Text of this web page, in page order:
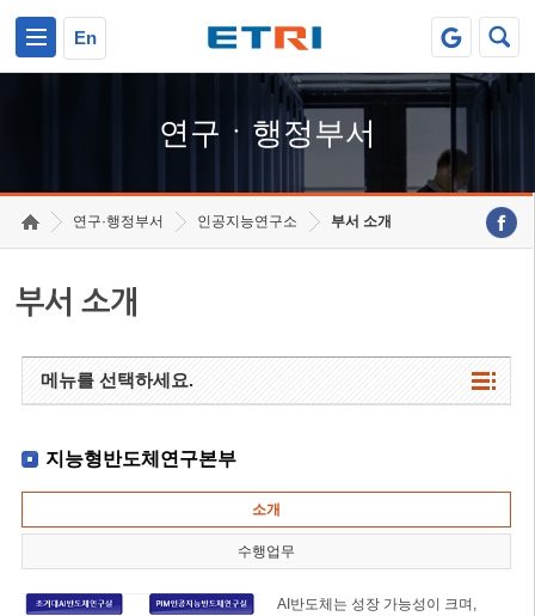
En
연구ㆍ행정부서
연구·행정부서 인공지능연구소 부서 소개
부서 소개
메뉴를 선택하세요.
지능형반도체연구본부
소개
수행업무
AI반도체는 성장 가능성이 크며,